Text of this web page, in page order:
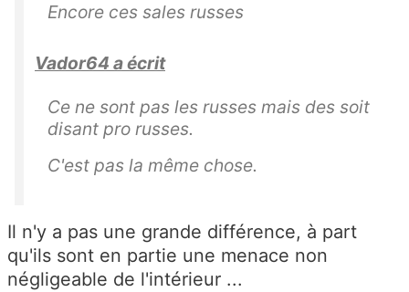
Encore ces sales russes
Vador64 a écrit
Ce ne sont pas les russes mais des soit
disant pro russes.
C'est pas la même chose.
Il n'y a pas une grande différence, à part
qu'ils sont en partie une menace non
négligeable de l'intérieur ...